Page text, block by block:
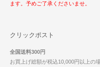
ます。予めご了承くださいませ。
クリックポスト
全国送料300円
お買上げ総額が税込10,000円以上の